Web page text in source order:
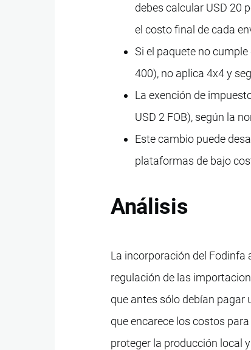
debes calcular USD 20
el costo final de cada
Si el paquete no
400), no aplica 4x4 y
La exención de
USD 2 FOB), según la
Este cambio puede
plataformas de bajo
Análisis
La incorporación del Fodinfa
regulación de las
que antes sólo debían pagar
que encarece los costos
proteger la producción local